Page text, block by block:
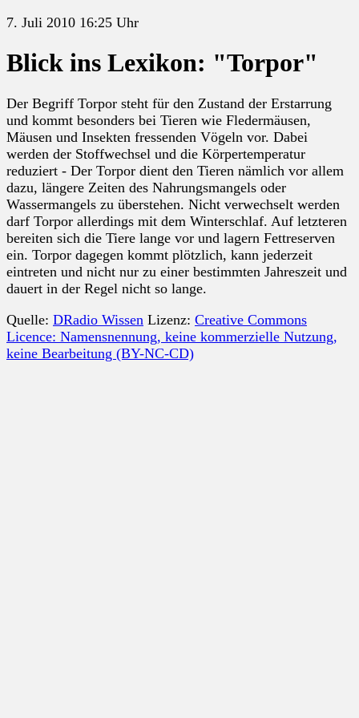
7. Juli 2010 16:25 Uhr
Blick ins Lexikon: "Torpor"
Der Begriff Torpor steht für den Zustand der Erstarrung
und kommt besonders bei Tieren wie Fledermäusen,
Mäusen und Insekten fressenden Vögeln vor. Dabei
werden der Stoffwechsel und die Körpertemperatur
reduziert - Der Torpor dient den Tieren nämlich vor allem
dazu, längere Zeiten des Nahrungsmangels oder
Wassermangels zu überstehen. Nicht verwechselt werden
darf Torpor allerdings mit dem Winterschlaf. Auf letzteren
bereiten sich die Tiere lange vor und lagern Fettreserven
ein. Torpor dagegen kommt plötzlich, kann jederzeit
eintreten und nicht nur zu einer bestimmten Jahreszeit und
dauert in der Regel nicht so lange.
Quelle: DRadio Wissen Lizenz: Creative Commons
Licence: Namensnennung, keine kommerzielle Nutzung,
keine Bearbeitung (BY-NC-CD)